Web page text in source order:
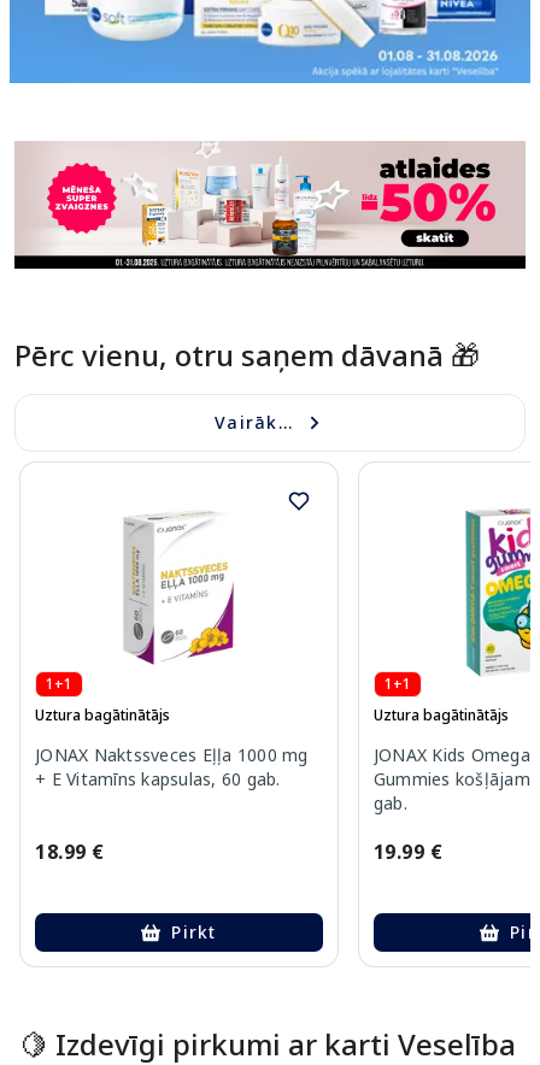
Pērc vienu, otru saņem dāvanā 🎁
Vairāk...
1+1
Uztura bagātinātājs
JONAX Naktssveces Eļļa 1000 mg
+ E Vitamīns kapsulas, 60 gab.
18.99 €
Pirkt
1+1
Uztura bagātinātājs
JONAX Kids
Gummies
gab.
19.99 €
🍋 Izdevīgi pirkumi ar karti Veselība